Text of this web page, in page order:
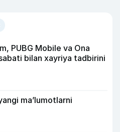
PUBG Mobile va Ona
bilan xayriya tadbirini
maʼlumotlarni